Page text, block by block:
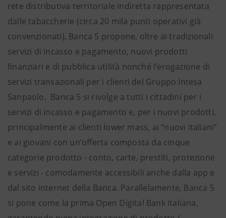
rete distributiva territoriale indiretta rappresentata
dalle tabaccherie (circa 20 mila punti operativi già
convenzionati), Banca 5 propone, oltre ai tradizionali
servizi di incasso e pagamento, nuovi prodotti
finanziari e di pubblica utilità nonché l’erogazione di
servizi transazionali per i clienti del Gruppo Intesa
Sanpaolo. Banca 5 si rivolge a tutti i cittadini per i
servizi di incasso e pagamento e, per i nuovi prodotti,
principalmente ai clienti lower mass, ai “nuovi italiani”
e ai giovani con un’offerta composta da cinque
categorie prodotto - conto, carte, prestiti, protezione
e servizi - comodamente accessibili anche dalla app e
dal sito internet della Banca. Parallelamente, Banca 5
si pone come la prima Open Digital Bank italiana,